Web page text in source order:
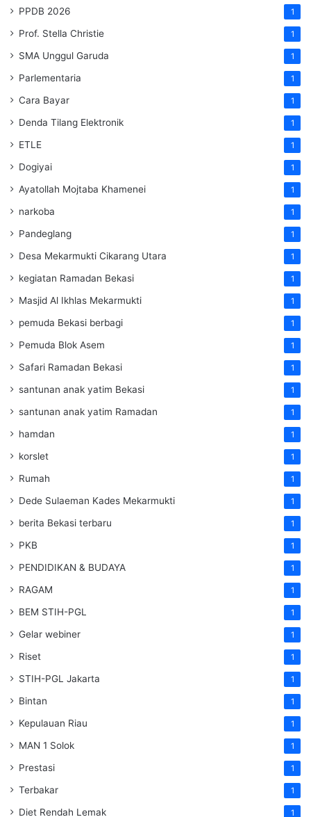
PPDB 2026 1
Prof. Stella Christie 1
SMA Unggul Garuda 1
Parlementaria 1
Cara Bayar 1
Denda Tilang Elektronik 1
ETLE 1
Dogiyai 1
Ayatollah Mojtaba Khamenei 1
narkoba 1
Pandeglang 1
Desa Mekarmukti Cikarang Utara 1
kegiatan Ramadan Bekasi 1
Masjid Al Ikhlas Mekarmukti 1
pemuda Bekasi berbagi 1
Pemuda Blok Asem 1
Safari Ramadan Bekasi 1
santunan anak yatim Bekasi 1
santunan anak yatim Ramadan 1
hamdan 1
korslet 1
Rumah 1
Dede Sulaeman Kades Mekarmukti 1
berita Bekasi terbaru 1
PKB 1
PENDIDIKAN & BUDAYA 1
RAGAM 1
BEM STIH-PGL 1
Gelar webiner 1
Riset 1
STIH-PGL Jakarta 1
Bintan 1
Kepulauan Riau 1
MAN 1 Solok 1
Prestasi 1
Terbakar 1
Diet Rendah Lemak 1